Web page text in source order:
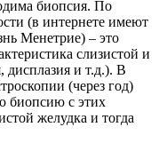
биопсия. По
(в интернете имеют
Менетрие) – это
слизистой и
дисплазия и т.д.). В
(через год)
биопсию с этих
желудка и тогда